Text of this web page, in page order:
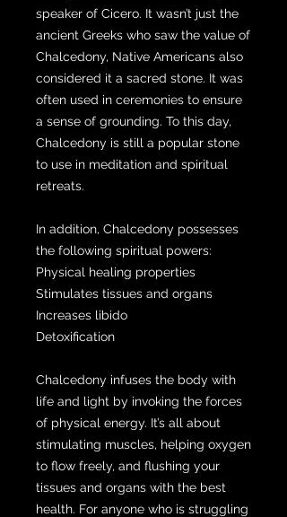
speaker of Cicero. It wasn’t just the
ancient Greeks who saw the value of
Chalcedony, Native Americans also
considered it a sacred stone. It was
often used in ceremonies to ensure
a sense of grounding. To this day,
Chalcedony is still a popular stone
to use in meditation and spiritual
retreats.
In addition, Chalcedony possesses
the following spiritual powers:
Physical healing properties
Stimulates tissues and organs
Increases libido
Detoxification
Chalcedony infuses the body with
life and light by invoking the forces
of physical energy. It’s all about
stimulating muscles, helping oxygen
to flow freely, and flushing your
tissues and organs with the best
health. For anyone who is struggling